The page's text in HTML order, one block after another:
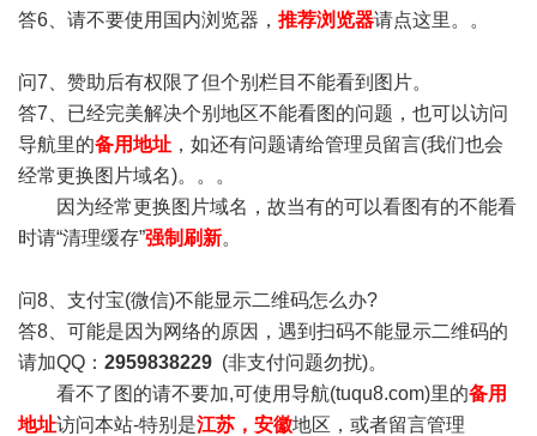
答6、请不要使用国内浏览器， 推荐浏览器请点这里。。
问7、赞助后有权限了但个别栏目不能看到图片。
答7、已经完美解决个别地区不能看图的问题，也可以访问
导航里的备用地址 ，如还有问题请给管理员留言(我们也会
经常更换图片域名)。。。
因为经常更换图片域名，故当有的可以看图有的不能看
时请“清理缓存”强制刷新。
问8、支付宝(微信)不能显示二维码怎么办?
答8、可能是因为网络的原因，遇到扫码不能显示二维码的
请加QQ： 2959838229 (非支付问题勿扰)。
看不了图的请不要加,可使用导航(tuqu8.com)里的备用
地址访问本站-特别是江苏，安徽地区，或者留言管理